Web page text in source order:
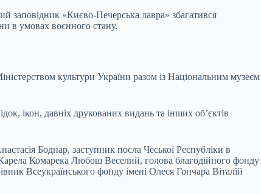
заповідник «Києво-Печерська лавра» збагатився
в умовах воєнного стану.
культури України разом із Національним музеєм
ікон, давніх друкованих видань та інших об’єктів
Боднар, заступник посла Чеської Республіки в
Комарека Любош Веселий, голова благодійного фонду
Всеукраїнського фонду імені Олеся Гончара Віталій